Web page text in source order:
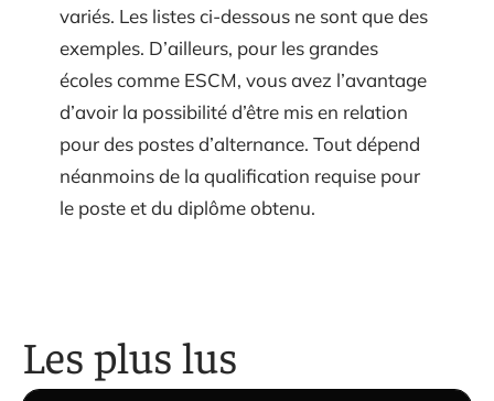
variés. Les listes ci-dessous ne sont que des
exemples. D’ailleurs, pour les grandes
écoles comme ESCM, vous avez l’avantage
d’avoir la possibilité d’être mis en relation
pour des postes d’alternance. Tout dépend
néanmoins de la qualification requise pour
le poste et du diplôme obtenu.
Les plus lus